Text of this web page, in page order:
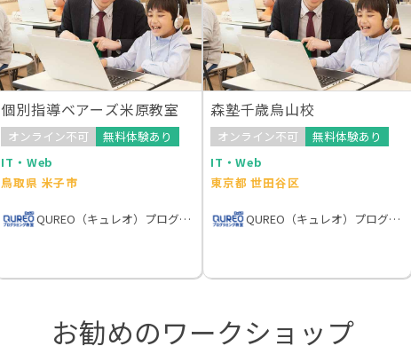
個別指導ベアーズ米原教室
オンライン不可
無料体験あり
IT・Web
鳥取県 米子市
QUREO（キュレオ）プログラミング教室
森塾千歳烏山校
オンライン不可
無料体験あり
IT・Web
東京都 世田谷区
QUREO（キュレオ）プログラミング教室
お勧めのワークショップ